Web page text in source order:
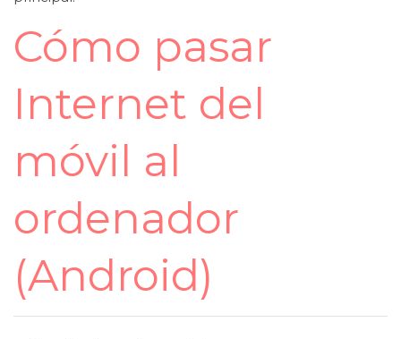
Cómo pasar
Internet del
móvil al
ordenador
(Android)